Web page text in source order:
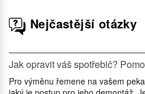
Nejčastější otázky
Jak opravit váš spotřebič?
Pro výměnu řemene na vašem